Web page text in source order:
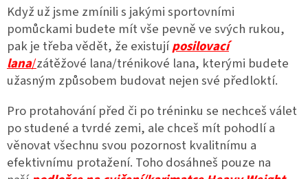
Když už jsme zmínili s jakými sportovními
pomůckami budete mít vše pevně ve svých rukou,
pak je třeba vědět, že existujíposilovací
lana/zátěžové lana/trénikové lana, kterými budete
užasným způsobem budovat nejen své předloktí.
Pro protahování před či po tréninku se nechceš válet
po studené a tvrdé zemi, ale chceš mít pohodlí a
věnovat všechnu svou pozornost kvalitnímu a
efektivnímu protažení. Toho dosáhneš pouze na